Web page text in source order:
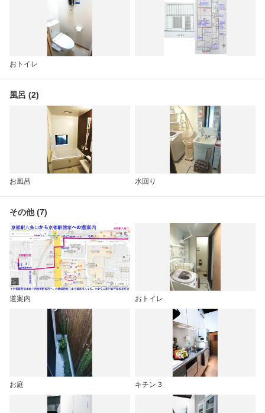
おトイレ
風呂 (2)
お風呂 水回り
その他 (7)
道案内 おトイレ
お庭 キチン３